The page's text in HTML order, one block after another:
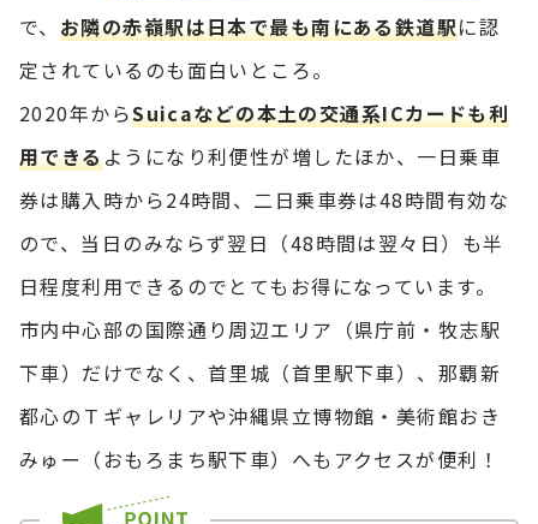
で、 お隣の赤嶺駅は日本で最も南にある鉄道駅に認
定されているのも面白いところ。
2020年からSuicaなどの本土の交通系ICカードも利
用できるようになり利便性が増したほか、一日乗車
券は購入時から24時間、二日乗車券は48時間有効な
ので、当日のみならず翌日（48時間は翌々日）も半
日程度利用できるのでとてもお得になっています。
市内中心部の国際通り周辺エリア（県庁前・牧志駅
下車）だけでなく、首里城（首里駅下車）、那覇新
都心のＴギャレリアや沖縄県立博物館・美術館おき
みゅー（おもろまち駅下車）へもアクセスが便利！